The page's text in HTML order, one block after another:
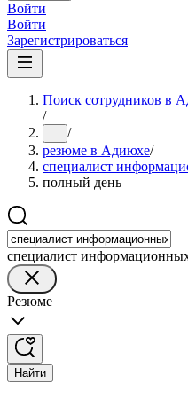
Войти
Войти
Зарегистрироваться
Поиск сотрудников в
/
... /
резюме в Адиюхе/
специалист
полный день
специалист
Резюме
Найти